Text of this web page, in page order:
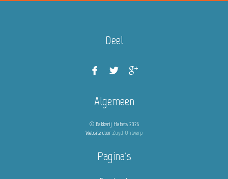
Deel
Algemeen
© Bakkerij Habets 2026
Website door Zuyd Ontwerp
Pagina's